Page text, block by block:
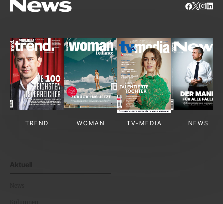
TREND WOMAN TV-MEDIA NEWS